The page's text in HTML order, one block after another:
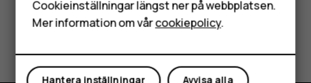
Surfplattor
Ja Nej
Cookieinställningar längst ner på webbplatsen.
Mer information om vårcookiepolicy.
Avvisa alla
Hantera inställningar